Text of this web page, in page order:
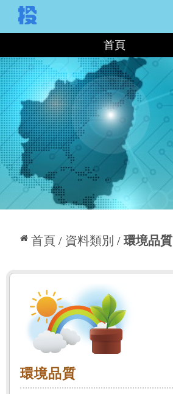
首頁
首頁 資料類別 環境品質
:::
環境品質
環境品質